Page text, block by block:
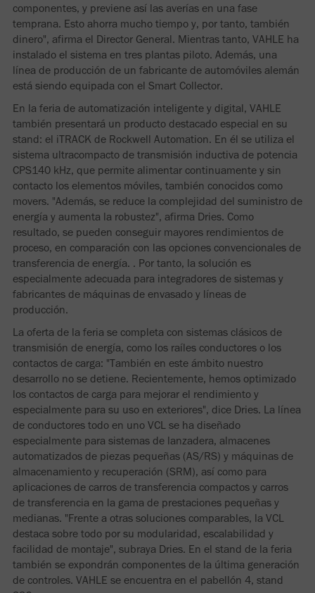
componentes, y previene así las averías en una fase
temprana. Esto ahorra mucho tiempo y, por tanto, también
dinero", afirma el Director General. Mientras tanto, VAHLE ha
instalado el sistema en tres plantas piloto. Además, una
línea de producción de un fabricante de automóviles alemán
está siendo equipada con el Smart Collector.
En la feria de automatización inteligente y digital, VAHLE
también presentará un producto destacado especial en su
stand: el iTRACK de Rockwell Automation. En él se utiliza el
sistema ultracompacto de transmisión inductiva de potencia
CPS140 kHz, que permite alimentar continuamente y sin
contacto los elementos móviles, también conocidos como
movers. "Además, se reduce la complejidad del suministro de
energía y aumenta la robustez", afirma Dries. Como
resultado, se pueden conseguir mayores rendimientos de
proceso, en comparación con las opciones convencionales de
transferencia de energía. . Por tanto, la solución es
especialmente adecuada para integradores de sistemas y
fabricantes de máquinas de envasado y líneas de
producción.
La oferta de la feria se completa con sistemas clásicos de
transmisión de energía, como los raíles conductores o los
contactos de carga: "También en este ámbito nuestro
desarrollo no se detiene. Recientemente, hemos optimizado
los contactos de carga para mejorar el rendimiento y
especialmente para su uso en exteriores", dice Dries. La línea
de conductores todo en uno VCL se ha diseñado
especialmente para sistemas de lanzadera, almacenes
automatizados de piezas pequeñas (AS/RS) y máquinas de
almacenamiento y recuperación (SRM), así como para
aplicaciones de carros de transferencia compactos y carros
de transferencia en la gama de prestaciones pequeñas y
medianas. "Frente a otras soluciones comparables, la VCL
destaca sobre todo por su modularidad, escalabilidad y
facilidad de montaje", subraya Dries. En el stand de la feria
también se expondrán componentes de la última generación
de controles. VAHLE se encuentra en el pabellón 4, stand